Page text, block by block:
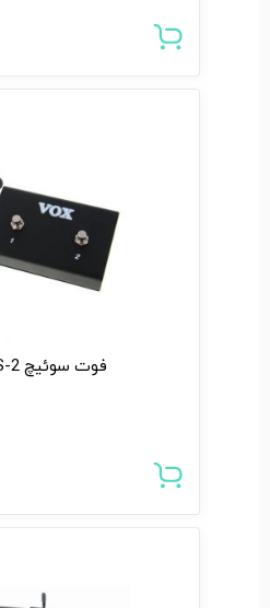
فوت سوئیچ Vox VFS-2